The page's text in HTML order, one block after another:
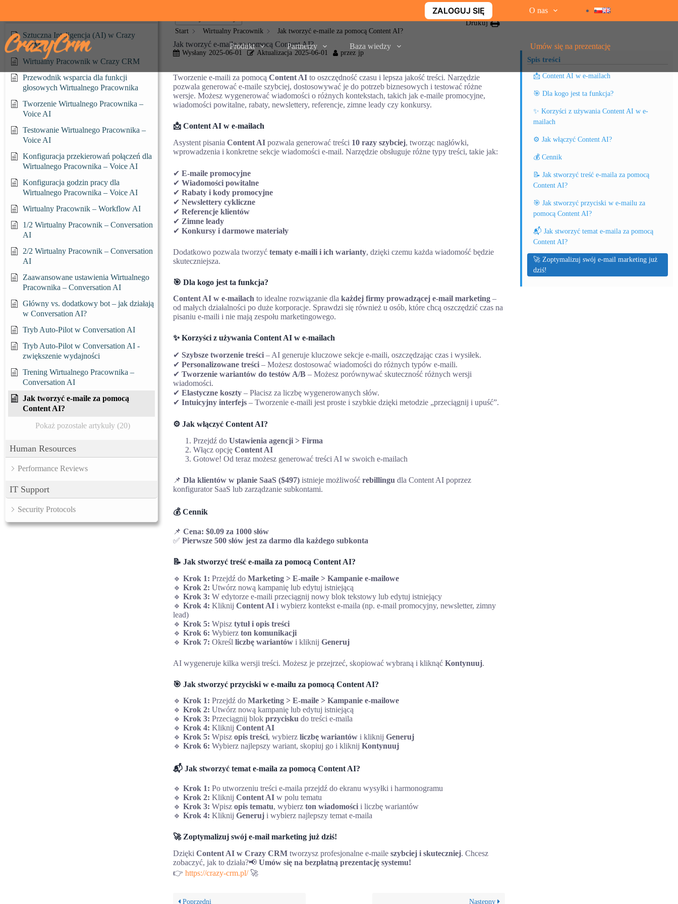
treści
ZALOGUJ SIĘ O nas
Produkt Partnerzy Baza wiedzy Umów się na prezentację
Sztuczna Inteligencja (AI) w Crazy
CRM
Wirtualny Pracownik w Crazy CRM
Przewodnik wsparcia dla funkcji
głosowych Wirtualnego Pracownika
Tworzenie Wirtualnego Pracownika –
Voice AI
Testowanie Wirtualnego Pracownika –
Voice AI
Konfiguracja przekierowań połączeń dla
Wirtualnego Pracownika – Voice AI
Konfiguracja godzin pracy dla
Wirtualnego Pracownika – Voice AI
Wirtualny Pracownik – Workflow AI
1/2 Wirtualny Pracownik – Conversation
AI
2/2 Wirtualny Pracownik – Conversation
AI
Zaawansowane ustawienia Wirtualnego
Pracownika – Conversation AI
Główny vs. dodatkowy bot – jak działają
w Conversation AI?
Tryb Auto-Pilot w Conversation AI
Tryb Auto-Pilot w Conversation AI -
zwiększenie wydajności
Trening Wirtualnego Pracownika –
Conversation AI
Jak tworzyć e-maile za pomocą
Content AI?
Pokaż pozostałe artykuły (20)
Human Resources
Performance Reviews
IT Support
Security Protocols
Start
Wirtualny Pracownik Jak tworzyć e-maile za pomocą Content AI?
Drukuj
Jak tworzyć e-maile za pomocą Content AI?
Wysłany 2025-06-01 Aktualizacja 2025-06-01 przez jp
Tworzenie e-maili za pomocą Content AIto oszczędność czasu i lepsza jakość treści. Narzędzie
pozwala generować e-maile szybciej, dostosowywać je do potrzeb biznesowych i testować różne
wersje. Możesz wygenerować wiadomości o różnych kontekstach, takich jak e-maile promocyjne,
wiadomości powitalne, rabaty, newslettery, referencje, zimne leady czy konkursy.
📩 Content AI w e-mailach
Asystent pisania Content AIpozwala generować treści 10 razy szybciej, tworząc nagłówki,
wprowadzenia i konkretne sekcje wiadomości e-mail. Narzędzie obsługuje różne typy treści, takie jak:
✔ E-maile promocyjne
✔ Wiadomości powitalne
✔ Rabaty i kody promocyjne
✔ Newslettery cykliczne
✔ Referencje klientów
✔ Zimne leady
✔ Konkursy i darmowe materiały
Dodatkowo pozwala tworzyć tematy e-maili i ich warianty, dzięki czemu każda wiadomość będzie
skuteczniejsza.
🎯 Dla kogo jest ta funkcja?
Content AI w e-mailach to idealne rozwiązanie dla każdej firmy prowadzącej e-mail marketing–
od małych działalności po duże korporacje. Sprawdzi się również u osób, które chcą oszczędzić czas na
pisaniu e-maili i nie mają zespołu marketingowego.
✨ Korzyści z używania Content AI w e-mailach
✔ Szybsze tworzenie treści– AI generuje kluczowe sekcje e-maili, oszczędzając czas i wysiłek.
✔ Personalizowane treści– Możesz dostosować wiadomości do różnych typów e-maili.
✔ Tworzenie wariantów do testów A/B– Możesz porównywać skuteczność różnych wersji
wiadomości.
✔ Elastyczne koszty– Płacisz za liczbę wygenerowanych słów.
✔ Intuicyjny interfejs– Tworzenie e-maili jest proste i szybkie dzięki metodzie „przeciągnij i upuść”.
⚙️ Jak włączyć Content AI?
Przejdź do Ustawienia agencji > Firma
Włącz opcję Content AI
Gotowe! Od teraz możesz generować treści AI w swoich e-mailach
📌 Dla klientów w planie SaaS ($497)istnieje możliwość rebillingu dla Content AI poprzez
konfigurator SaaS lub zarządzanie subkontami.
💰 Cennik
📌 Cena: $0.09 za 1000 słów
✅ Pierwsze 500 słów jest za darmo dla każdego subkonta
📝 Jak stworzyć treść e-maila za pomocą Content AI?
🔹 Krok 1: Przejdź do Marketing > E-maile > Kampanie e-mailowe
🔹 Krok 2: Utwórz nową kampanię lub edytuj istniejącą
🔹 Krok 3: W edytorze e-maili przeciągnij nowy blok tekstowy lub edytuj istniejący
🔹 Krok 4: Kliknij Content AIi wybierz kontekst e-maila (np. e-mail promocyjny, newsletter, zimny
lead)
🔹 Krok 5: Wpisz tytuł i opis treści
🔹 Krok 6: Wybierz ton komunikacji
🔹 Krok 7: Określ liczbę wariantówi kliknij Generuj
AI wygeneruje kilka wersji treści. Możesz je przejrzeć, skopiować wybraną i kliknąć Kontynuuj.
🎯 Jak stworzyć przyciski w e-mailu za pomocą Content AI?
🔹 Krok 1: Przejdź do Marketing > E-maile > Kampanie e-mailowe
🔹 Krok 2: Utwórz nową kampanię lub edytuj istniejącą
🔹 Krok 3: Przeciągnij blok przycisku do treści e-maila
🔹 Krok 4: Kliknij Content AI
🔹 Krok 5: Wpisz opis treści, wybierz liczbę wariantówi kliknij Generuj
🔹 Krok 6: Wybierz najlepszy wariant, skopiuj go i kliknij Kontynuuj
📬 Jak stworzyć temat e-maila za pomocą Content AI?
🔹 Krok 1: Po utworzeniu treści e-maila przejdź do ekranu wysyłki i harmonogramu
🔹 Krok 2: Kliknij Content AIw polu tematu
🔹 Krok 3: Wpisz opis tematu, wybierz ton wiadomościi liczbę wariantów
🔹 Krok 4: Kliknij Generuji wybierz najlepszy temat e-maila
🚀 Zoptymalizuj swój e-mail marketing już dziś!
Dzięki Content AI w Crazy CRMtworzysz profesjonalne e-maile szybciej i skuteczniej. Chcesz
zobaczyć, jak to działa?📢 Umów się na bezpłatną prezentację systemu!
👉 https://crazy-crm.pl/🚀
Poprzedni Następny
Spis treści
📩 Content AI w e-mailach
🎯 Dla kogo jest ta funkcja?
✨ Korzyści z używania Content AI w e-
mailach
⚙️ Jak włączyć Content AI?
💰 Cennik
📝 Jak stworzyć treść e-maila za pomocą
Content AI?
🎯 Jak stworzyć przyciski w e-mailu za
pomocą Content AI?
📬 Jak stworzyć temat e-maila za pomocą
Content AI?
🚀 Zoptymalizuj swój e-mail marketing już
dziś!